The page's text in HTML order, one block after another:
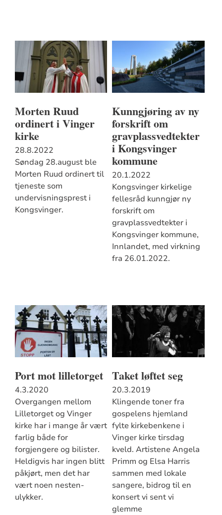
Morten Ruud
ordinert i Vinger
kirke
28.8.2022
Søndag 28.august ble
Morten Ruud ordinert til
tjeneste som
undervisningsprest i
Kongsvinger.
Kunngjøring av ny
forskrift om
gravplassvedtekter
i Kongsvinger
kommune
20.1.2022
Kongsvinger kirkelige
fellesråd kunngjør ny
forskrift om
gravplassvedtekter i
Kongsvinger kommune,
Innlandet, med virkning
fra 26.01.2022.
Port mot lilletorget
4.3.2020
Overgangen mellom
Lilletorget og Vinger
kirke har i mange år vært
farlig både for
forgjengere og bilister.
Heldigvis har ingen blitt
påkjørt, men det har
vært noen nesten-
ulykker.
Taket løftet seg
20.3.2019
Klingende toner fra
gospelens hjemland
fylte kirkebenkene i
Vinger kirke tirsdag
kveld. Artistene Angela
Primm og Elsa Harris
sammen med lokale
sangere, bidrog til en
konsert vi sent vi
glemme